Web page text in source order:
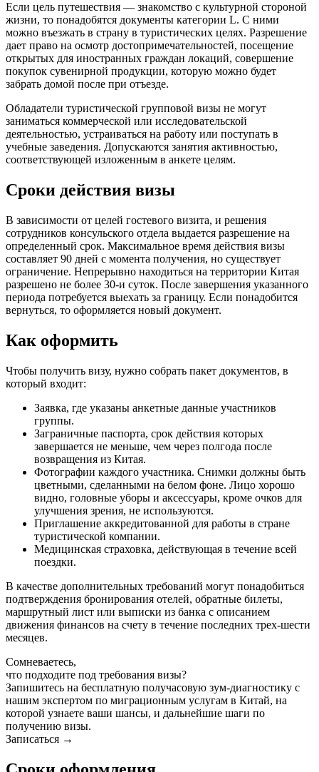
Если цель путешествия — знакомство с культурной стороной
жизни, то понадобятся документы категории L. С ними
можно въезжать в страну в туристических целях. Разрешение
дает право на осмотр достопримечательностей, посещение
открытых для иностранных граждан локаций, совершение
покупок сувенирной продукции, которую можно будет
забрать домой после при отъезде.
Обладатели туристической групповой визы не могут
заниматься коммерческой или исследовательской
деятельностью, устраиваться на работу или поступать в
учебные заведения. Допускаются занятия активностью,
соответствующей изложенным в анкете целям.
Сроки действия визы
В зависимости от целей гостевого визита, и решения
сотрудников консульского отдела выдается разрешение на
определенный срок. Максимальное время действия визы
составляет 90 дней с момента получения, но существует
ограничение. Непрерывно находиться на территории Китая
разрешено не более 30-и суток. После завершения указанного
периода потребуется выехать за границу. Если понадобится
вернуться, то оформляется новый документ.
Как оформить
Чтобы получить визу, нужно собрать пакет документов, в
который входит:
Заявка, где указаны анкетные данные участников
группы.
Заграничные паспорта, срок действия которых
завершается не меньше, чем через полгода после
возвращения из Китая.
Фотографии каждого участника. Снимки должны быть
цветными, сделанными на белом фоне. Лицо хорошо
видно, головные уборы и аксессуары, кроме очков для
улучшения зрения, не используются.
Приглашение аккредитованной для работы в стране
туристической компании.
Медицинская страховка, действующая в течение всей
поездки.
В качестве дополнительных требований могут понадобиться
подтверждения бронирования отелей, обратные билеты,
маршрутный лист или выписки из банка с описанием
движения финансов на счету в течение последних трех-шести
месяцев.
Сомневаетесь,
что подходите под требования визы?
Запишитесь на бесплатную получасовую зум-диагностику с
нашим экспертом по миграционным услугам в Китай, на
которой узнаете ваши шансы, и дальнейшие шаги по
получению визы.
Записаться →